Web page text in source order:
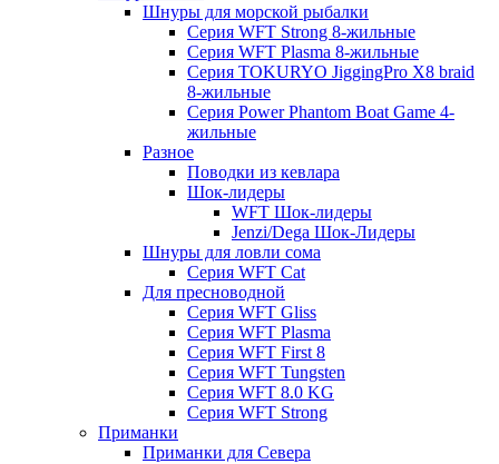
Шнуры для морской рыбалки
Серия WFT Strong 8-жильные
Серия WFT Plasma 8-жильные
Серия TOKURYO JiggingPro X8 braid
8-жильные
Серия Power Phantom Boat Game 4-
жильные
Разное
Поводки из кевлара
Шок-лидеры
WFT Шок-лидеры
Jenzi/Dega Шок-Лидеры
Шнуры для ловли сома
Серия WFT Cat
Для пресноводной
Серия WFT Gliss
Серия WFT Plasma
Серия WFT First 8
Серия WFT Tungsten
Серия WFT 8.0 KG
Серия WFT Strong
Приманки
Приманки для Севера